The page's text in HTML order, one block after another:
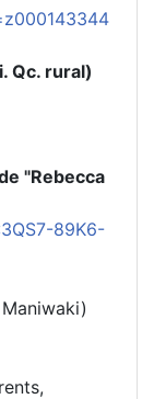
Qc. rural)
"Rebecca
89K6-